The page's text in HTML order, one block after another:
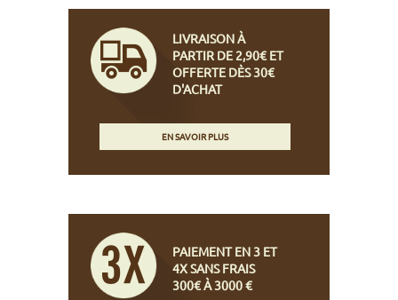
LIVRAISON À
PARTIR DE 2,90€ ET
OFFERTE DÈS 30€
D'ACHAT
EN SAVOIR PLUS
PAIEMENT EN 3 ET
4X SANS FRAIS
300€ À 3000 €